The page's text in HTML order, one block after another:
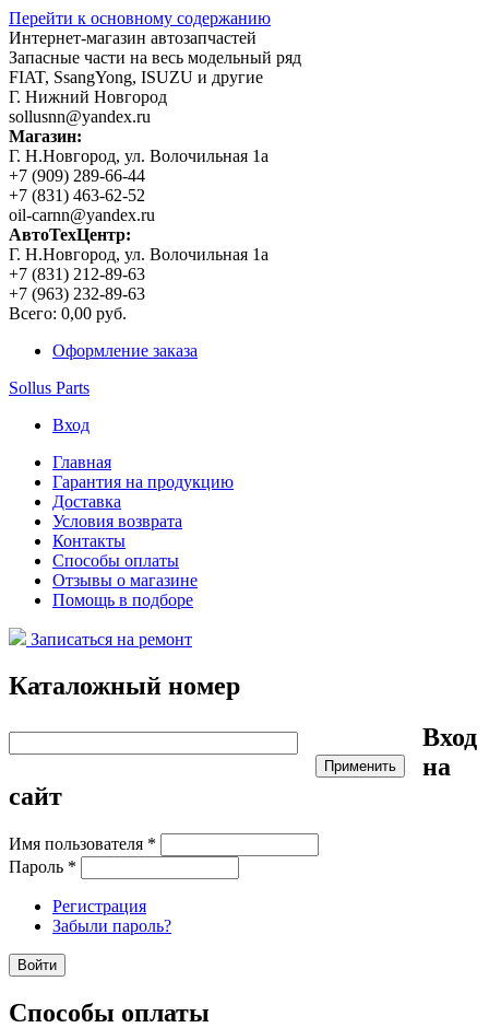
Перейти к основному содержанию
Интернет-магазин автозапчастей
Запасные части на весь модельный ряд
FIAT, SsangYong, ISUZU и другие
Г. Нижний Новгород
sollusnn@yandex.ru
Магазин:
Г. Н.Новгород, ул. Волочильная 1а
+7 (909) 289-66-44
+7 (831) 463-62-52
oil-carnn@yandex.ru
АвтоТехЦентр:
Г. Н.Новгород, ул. Волочильная 1а
+7 (831) 212-89-63
+7 (963) 232-89-63
Всего: 0,00 руб.
Оформление заказа
Sollus Parts
Вход
Главная
Гарантия на продукцию
Доставка
Условия возврата
Контакты
Способы оплаты
Отзывы о магазине
Помощь в подборе
Записаться на ремонт
Каталожный номер
Вход
на
сайт
Имя пользователя *
Пароль *
Регистрация
Забыли пароль?
Способы оплаты